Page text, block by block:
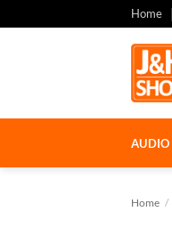
naar
Home
AUDIO
Home /